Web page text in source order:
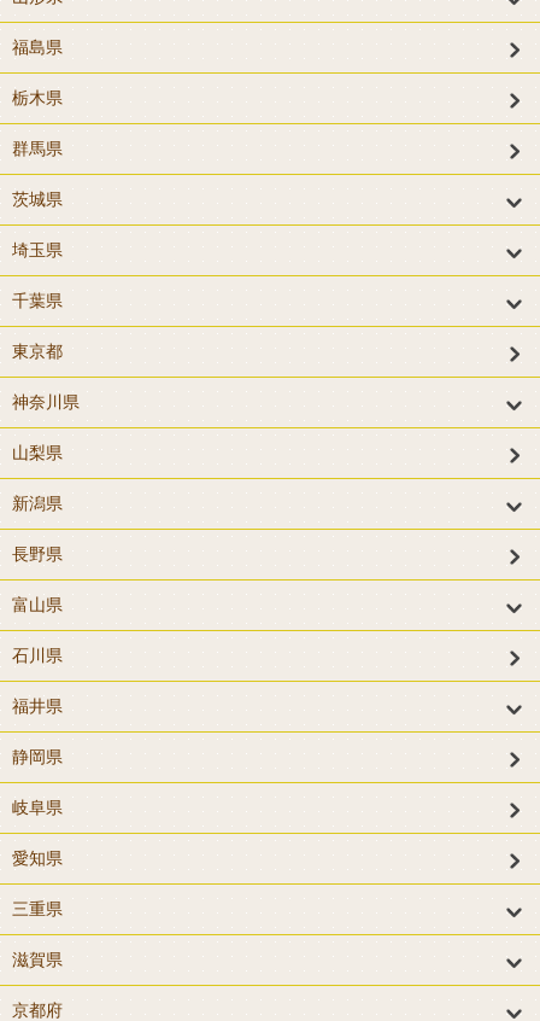
福島県
栃木県
群馬県
茨城県
埼玉県
千葉県
東京都
神奈川県
山梨県
新潟県
長野県
富山県
石川県
福井県
静岡県
岐阜県
愛知県
三重県
滋賀県
京都府